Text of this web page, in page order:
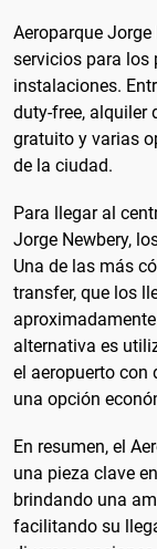
Aeroparque
servicios para los
instalaciones.
duty-free, alquiler
gratuito y varias
de la ciudad.
Para llegar al
Jorge Newbery,
Una de las más
transfer, que los
alternativa es
el aeropuerto con
una opción
En resumen, el
una pieza clave
brindando una
facilitando su